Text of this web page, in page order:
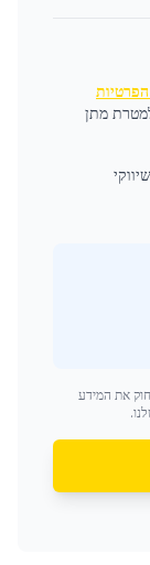
הפרטיות
מתן
את המידע